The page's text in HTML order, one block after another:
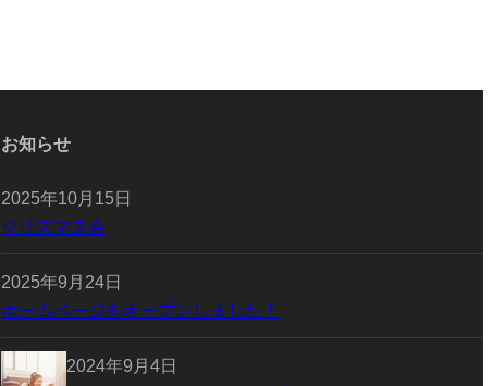
お知らせ
2025年10月15日
クリスマス会
2025年9月24日
ホームページをオープンしました！
2024年9月4日